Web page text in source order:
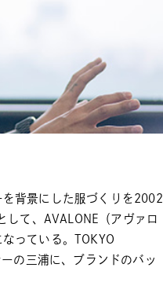
背景にした服づくりを2002
して、 AVALONE（アヴァロ
っている。
TOKYO
の三浦に、ブランドのバッ